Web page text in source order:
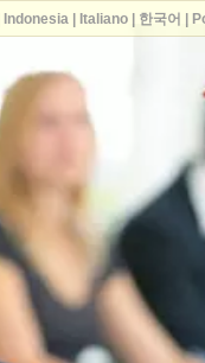
Indonesia| Italiano| 한국어